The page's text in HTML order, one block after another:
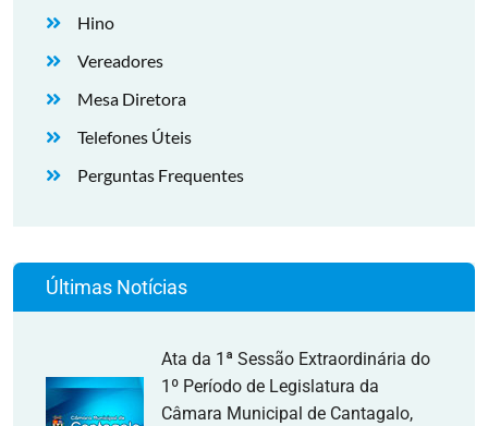
Hino
Vereadores
Mesa Diretora
Telefones Úteis
Perguntas Frequentes
Últimas Notícias
Ata da 1ª Sessão Extraordinária do
1º Período de Legislatura da
Câmara Municipal de Cantagalo,